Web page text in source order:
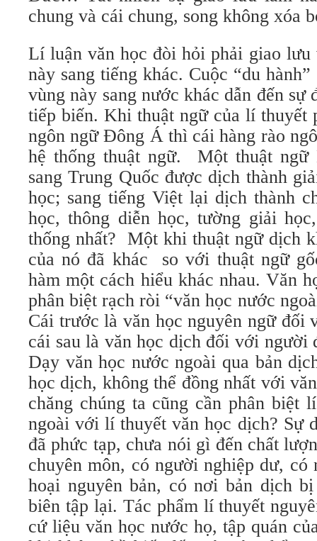
chung và cái chung, song không xóa
Lí luận văn học đòi hỏi phải giao lưu
này sang tiếng khác. Cuộc “du
vùng này sang nước khác dẫn đến sự
tiếp biến. Khi thuật ngữ của lí thuyết
ngôn ngữ Đông Á thì cái hàng rào
hệ thống thuật ngữ. Một thuật ngữ
sang Trung Quốc được dịch thành
học; sang tiếng Việt lại dịch thành
học, thông diễn học, tường giải
thống nhất? Một khi thuật ngữ dịch
của nó đã khác so với thuật ngữ
hàm một cách hiểu khác nhau. Văn
phân biệt rạch ròi “văn học nước
Cái trước là văn học nguyên ngữ đối
cái sau là văn học dịch đối với người
Dạy văn học nước ngoài qua bản
học dịch, không thể đồng nhất với
chăng chúng ta cũng cần phân biệt
ngoài với lí thuyết văn học dịch? Sự
đã phức tạp, chưa nói gì đến chất
chuyên môn, có người nghiệp dư,
hoại nguyên bản, có nơi bản dịch
biên tập lại. Tác phẩm lí thuyết
cứ liệu văn học nước họ, tập quán